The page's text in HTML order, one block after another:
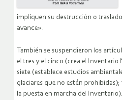
impliquen su destrucción o
avance».
También se suspendieron los
el tres y el cinco (crea el Inventario
siete (establece estudios
glaciares que no estén prohibidas);
la puesta en marcha del Inventario).